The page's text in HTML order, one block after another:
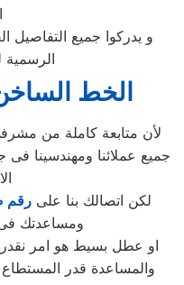
الرسمية
الخط
لأن متابعة كاملة من
جميع عملائنا ومهندسينا
لكن اتصالك بنا على رقم
ومساعدتك فى
او عطل بسيط هو امر
والمساعدة قدر المستطاع